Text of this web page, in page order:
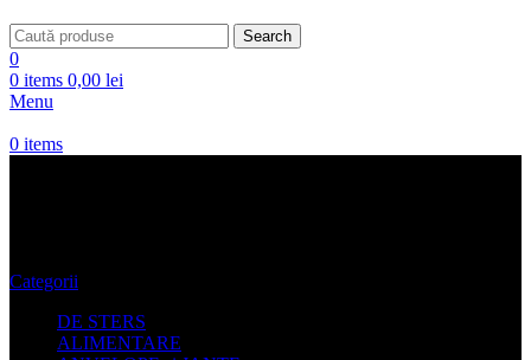
Search
0
0 items 0,00 lei
Menu
0 items
Categorii
DE STERS
ALIMENTARE